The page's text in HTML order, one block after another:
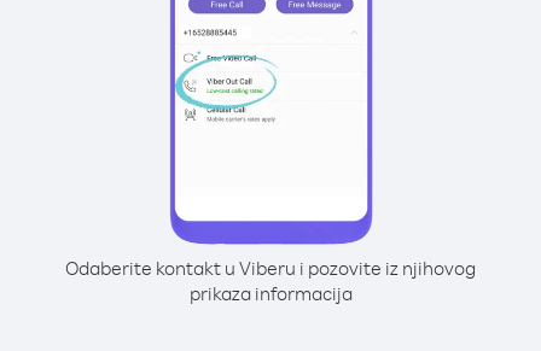
Odaberite kontakt u Viberu i pozovite iz njihovog
prikaza informacija